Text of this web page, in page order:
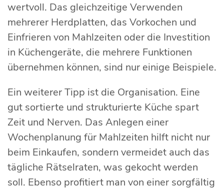
wertvoll. Das gleichzeitige Verwenden
mehrerer Herdplatten, das Vorkochen und
Einfrieren von Mahlzeiten oder die Investition
in Küchengeräte, die mehrere Funktionen
übernehmen können, sind nur einige Beispiele.
Ein weiterer Tipp ist die Organisation. Eine
gut sortierte und strukturierte Küche spart
Zeit und Nerven. Das Anlegen einer
Wochenplanung für Mahlzeiten hilft nicht nur
beim Einkaufen, sondern vermeidet auch das
tägliche Rätselraten, was gekocht werden
soll. Ebenso profitiert man von einer sorgfältig